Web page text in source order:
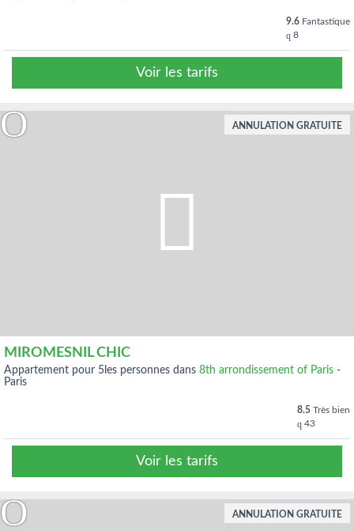
9.6 Fantastique
8
Voir les tarifs
MIROMESNIL CHIC
appartement pour 5les personnes dans 8th arrondissement of Paris -
Paris
8.5 Très bien
43
Voir les tarifs
ANNULATION GRATUITE
ANNULATION GRATUITE